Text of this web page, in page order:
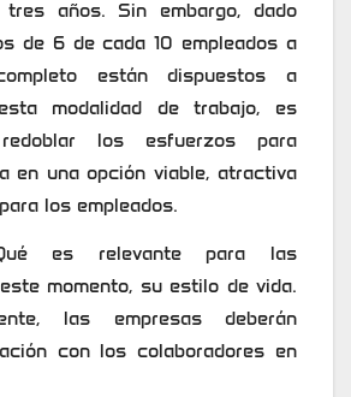
tres años. Sin embargo, dado
de 6 de cada 10 empleados a
están dispuestos a
modalidad de trabajo, es
los esfuerzos para
en una opción viable, atractiva
los empleados.
es relevante para las
momento, su estilo de vida.
las empresas deberán
con los colaboradores en